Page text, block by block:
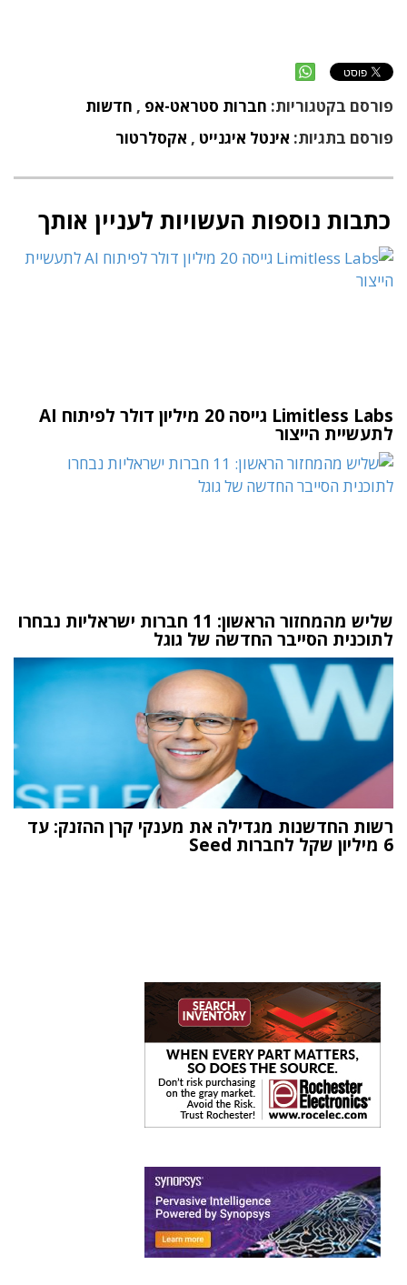
פורסם בקטגוריות: חברות סטראט-אפ , חדשות
פורסם בתגיות: אינטל איגנייט , אקסלרטור
כתבות נוספות העשויות לעניין אותך
Limitless Labs גייסה 20 מיליון דולר לפיתוח AI
לתעשיית הייצור
שליש מהמחזור הראשון: 11 חברות ישראליות נבחרו
לתוכנית הסייבר החדשה של גוגל
רשות החדשנות מגדילה את מענקי קרן ההזנק: עד
6 מיליון שקל לחברות Seed